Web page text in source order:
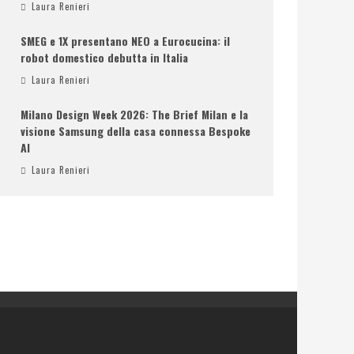
Laura Renieri
SMEG e 1X presentano NEO a Eurocucina: il
robot domestico debutta in Italia
Laura Renieri
Milano Design Week 2026: The Brief Milan e la
visione Samsung della casa connessa Bespoke
AI
Laura Renieri